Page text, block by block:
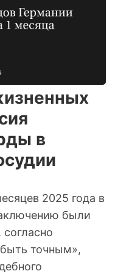
в
2025 года в
были
точным»,